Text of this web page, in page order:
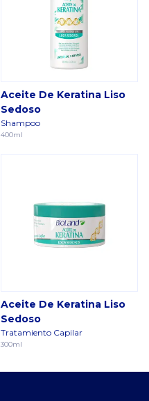
Aceite De Keratina Liso
Sedoso
Shampoo
400ml
Aceite De Keratina Liso
Sedoso
Tratamiento Capilar
300ml